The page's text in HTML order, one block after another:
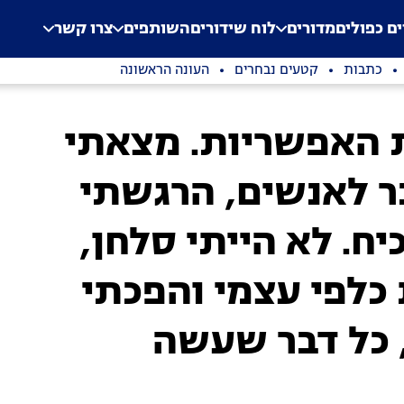
Application error: a
. כפוליםמדורים לוח שידוריםהשותפים צרו קשר
כתבות קטעים נבחרים העונה הראשונה
האפשריות. מצאתי
לאנשים, הרגשתי
לא הייתי סלחן,
עצמי והפכתי
כל דבר שעשה